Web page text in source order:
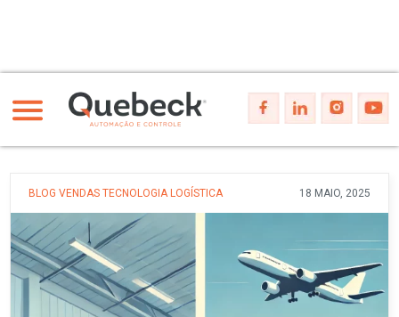
BLOG VENDAS TECNOLOGIA LOGÍSTICA 18 MAIO, 2025